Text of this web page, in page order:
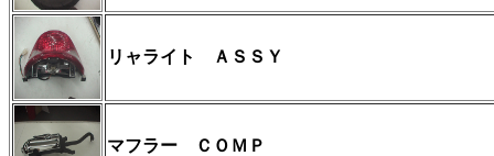
リャライト ＡＳＳＹ
マフラー ＣＯＭＰ